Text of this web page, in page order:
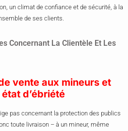
un climat de confiance et de sécurité, à la
de ses clients.
Concernant La Clientèle Et Les
vente aux mineurs et
d’ébriété
pas concernant la protection des publics
toute livraison – à un mineur, même